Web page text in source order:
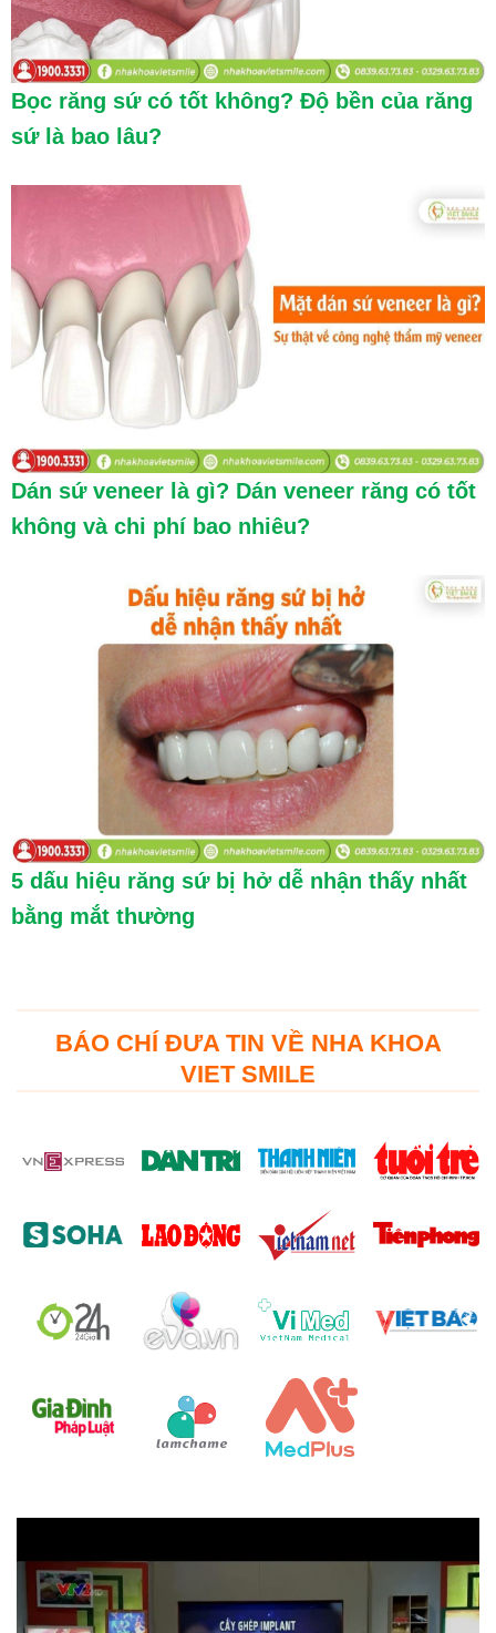
Bọc răng sứ có tốt không? Độ bền của răng
sứ là bao lâu?
Dán sứ veneer là gì? Dán veneer răng có tốt
không và chi phí bao nhiêu?
5 dấu hiệu răng sứ bị hở dễ nhận thấy nhất
bằng mắt thường
BÁO CHÍ ĐƯA TIN VỀ NHA KHOA
VIET SMILE